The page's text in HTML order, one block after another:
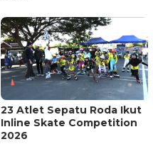
23 Atlet Sepatu Roda Ikut
Inline Skate Competition
2026